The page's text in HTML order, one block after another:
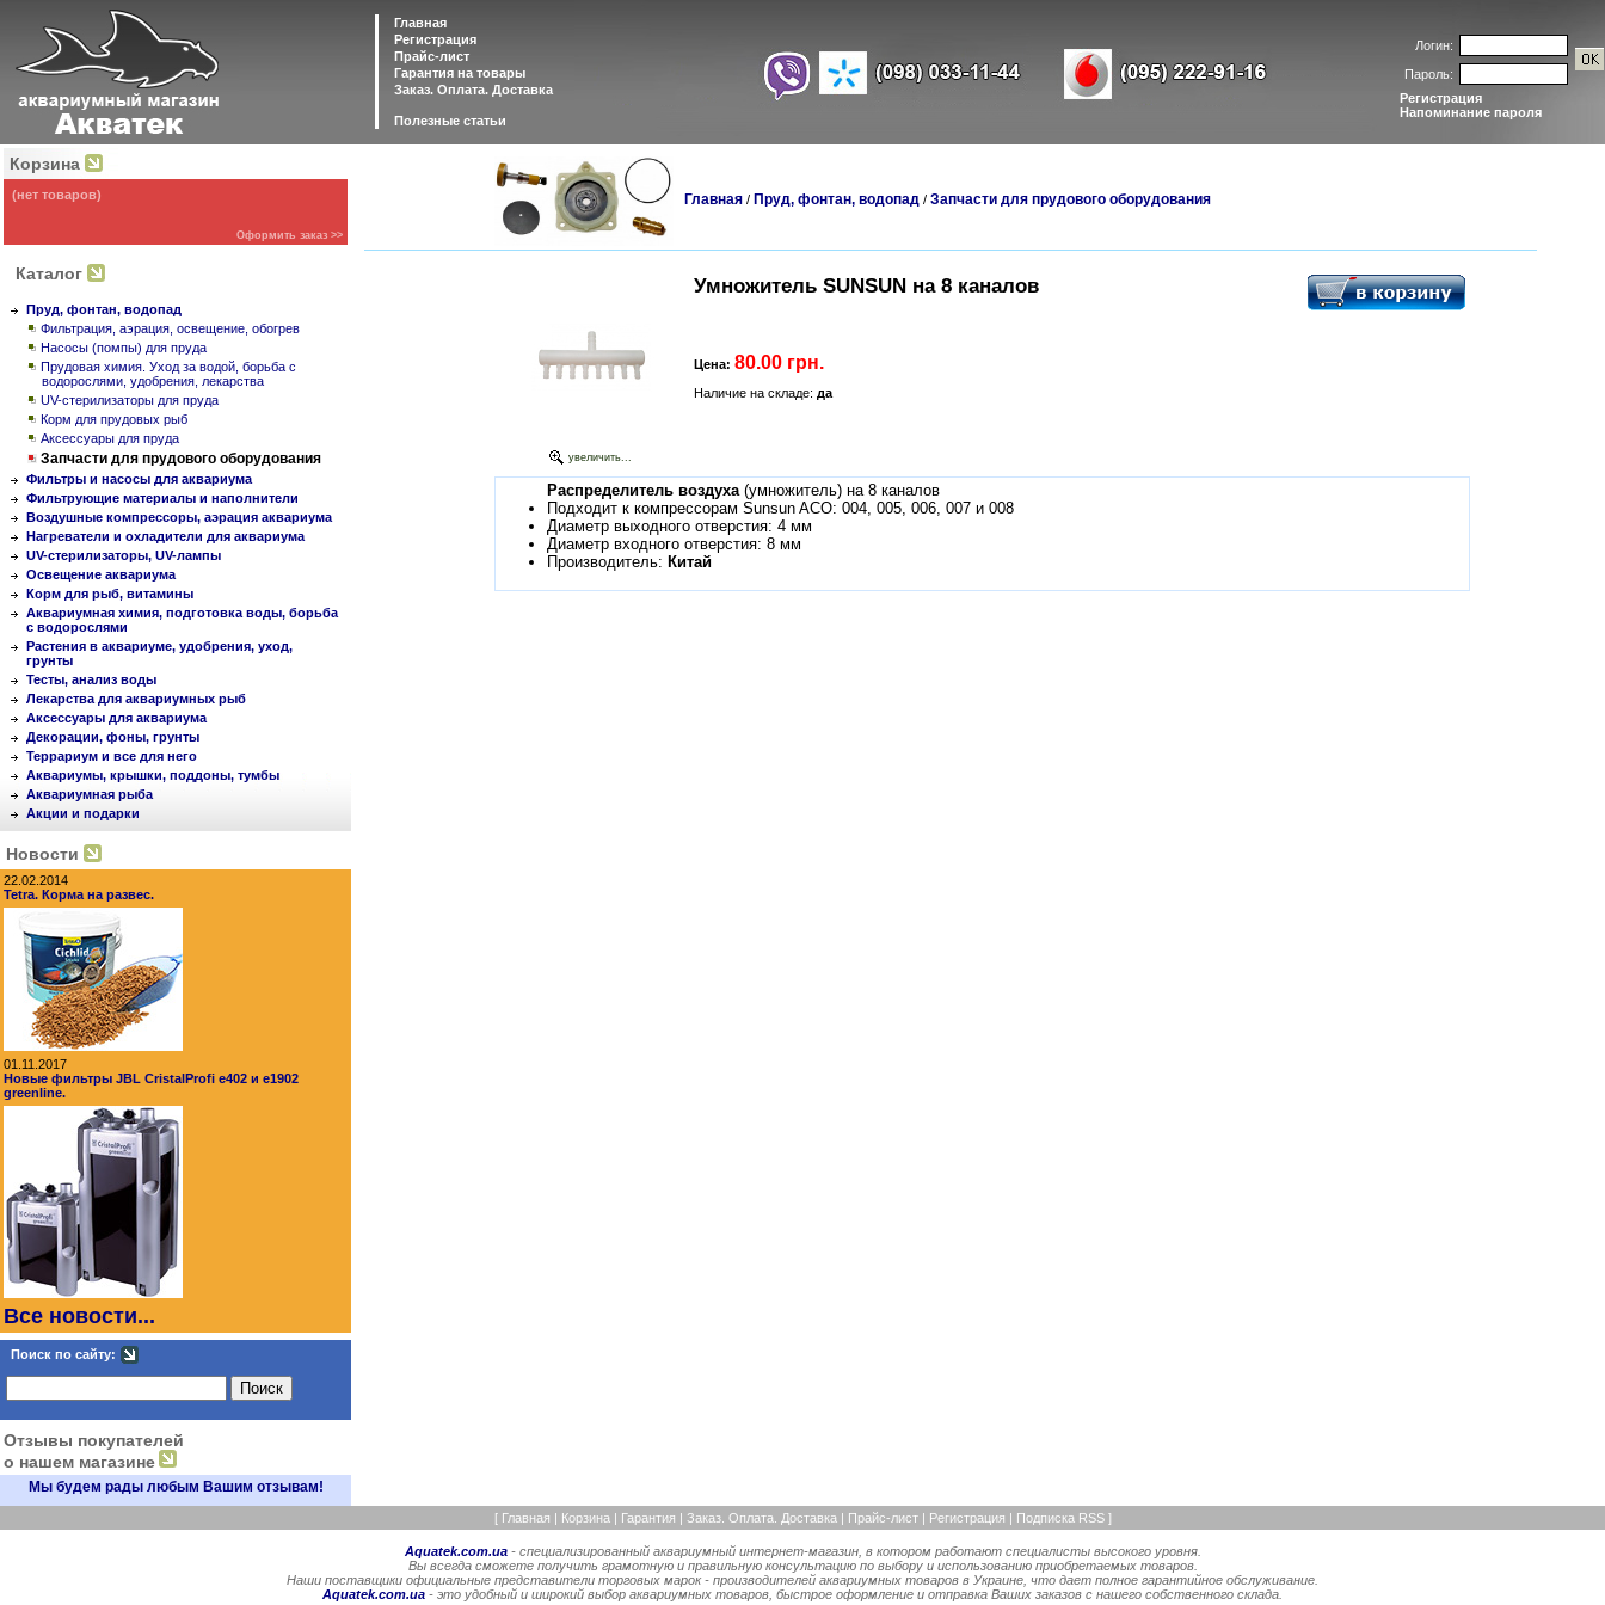
Главная
Регистрация
Прайс-лист
Гарантия на товары
Заказ. Оплата. Доставка
Полезные статьи
Логин:
Пароль:
Регистрация
Напоминание пароля
Корзина
(нет товаров)
Оформить заказ >>
Каталог
Пруд, фонтан, водопад
Фильтрация, аэрация, освещение, обогрев
Насосы (помпы) для пруда
Прудовая химия. Уход за водой, борьба с
водорослями, удобрения, лекарства
UV-стерилизаторы для пруда
Корм для прудовых рыб
Аксессуары для пруда
Запчасти для прудового оборудования
Фильтры и насосы для аквариума
Фильтрующие материалы и наполнители
Воздушные компрессоры, аэрация аквариума
Нагреватели и охладители для аквариума
UV-стерилизаторы, UV-лампы
Освещение аквариума
Корм для рыб, витамины
Аквариумная химия, подготовка воды, борьба
с водорослями
Растения в аквариуме, удобрения, уход,
грунты
Тесты, анализ воды
Лекарства для аквариумных рыб
Аксессуары для аквариума
Декорации, фоны, грунты
Террариум и все для него
Аквариумы, крышки, поддоны, тумбы
Аквариумная рыба
Акции и подарки
Новости
22.02.2014
Tetra. Корма на развес.
01.11.2017
Новые фильтры JBL CristalProfi e402 и e1902
greenline.
Все новости...
Поиск по сайту:
Отзывы покупателей
о нашем магазине
Мы будем рады любым Вашим отзывам!
Главная/ Пруд, фонтан, водопад / Запчасти для прудового оборудования
увеличить...
Умножитель SUNSUN на 8 каналов
Цена: 80.00 грн.
Наличие на складе: да
Распределитель воздуха (умножитель) на 8 каналов
Подходит к компрессорам Sunsun ACO: 004, 005, 006, 007 и 008
Диаметр выходного отверстия: 4 мм
Диаметр входного отверстия: 8 мм
Производитель: Китай
[ Главная | Корзина | Гарантия | Заказ. Оплата. Доставка | Прайс-лист| Регистрация | Подписка RSS]
Aquatek.com.ua- специализированный аквариумный интернет-магазин, в котором работают специалисты высокого уровня.
Вы всегда сможете получить грамотную и правильную консультацию по выбору и использованию приобретаемых товаров.
Наши поставщики официальные представители торговых марок - производителей аквариумных товаров в Украине, что дает полное гарантийное обслуживание.
Aquatek.com.ua - это удобный и широкий выбор аквариумных товаров, быстрое оформление и отправка Ваших заказов с нашего собственного склада.